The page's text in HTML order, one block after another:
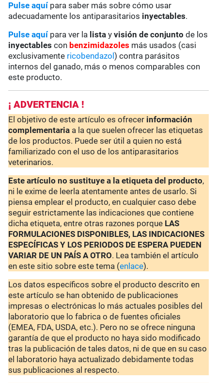
Pulse aquípara saber más sobre cómo usar
adecuadamente los antiparasitarios inyectables.
Pulse aquí para ver la lista yvisión de conjunto de los
inyectables con benzimidazoles más usados (casi
exclusivamente ricobendazol) contra parásitos
internos del ganado, más o menos comparables con
este producto.
¡ ADVERTENCIA !
El objetivo de este artículo es ofrecer información
complementaria a la que suelen ofrecer las etiquetas
de los productos. Puede ser útil a quien no está
familiarizado con el uso de los antiparasitarios
veterinarios.
Este artículo no sustituye a la etiqueta del producto,
ni le exime de leerla atentamente antes de usarlo. Si
piensa emplear el producto, en cualquier caso debe
seguir estrictamente las indicaciones que contiene
dicha etiqueta, entre otras razones porque LAS
FORMULACIONES DISPONIBLES, LAS INDICACIONES
ESPECÍFICAS Y LOS PERIODOS DE ESPERA PUEDEN
VARIAR DE UN PAÍS A OTRO. Lea también el artículo
en este sitio sobre este tema (enlace).
Los datos específicos sobre el producto descrito en
este artículo se han obtenido de publicaciones
impresas o electrónicas lo más actuales posibles del
laboratorio que lo fabrica o de fuentes oficiales
(EMEA, FDA, USDA, etc.). Pero no se ofrece ninguna
garantía de que el producto no haya sido modificado
tras la publicación de tales datos, ni de que en su caso
el laboratorio haya actualizado debidamente todas
sus publicaciones al respecto.